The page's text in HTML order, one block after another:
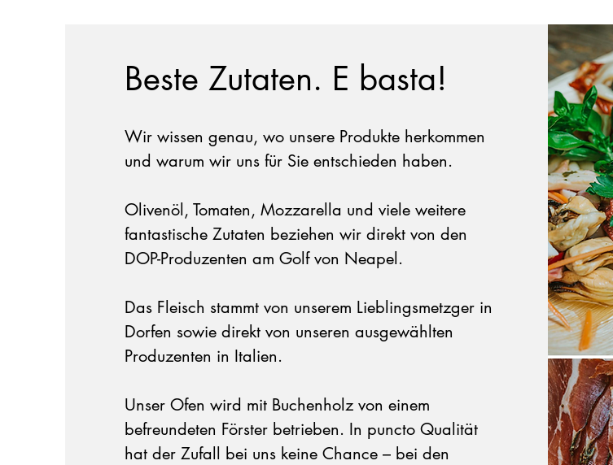
Beste Zutaten. E basta!
Wir wissen genau, wo unsere Produkte herkommen
und warum wir uns für Sie entschieden haben.
Olivenöl, Tomaten, Mozzarella und viele weitere
fantastische Zutaten beziehen wir direkt von den
DOP-Produzenten am Golf von Neapel.
Das Fleisch stammt von unserem Lieblingsmetzger in
Dorfen sowie direkt von unseren ausgewählten
Produzenten in Italien.
Unser Ofen wird mit Buchenholz von einem
befreundeten Förster betrieben. In puncto Qualität
hat der Zufall bei uns keine Chance – bei den